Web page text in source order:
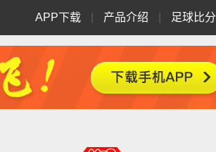
APP下载 产品介绍 足球比分